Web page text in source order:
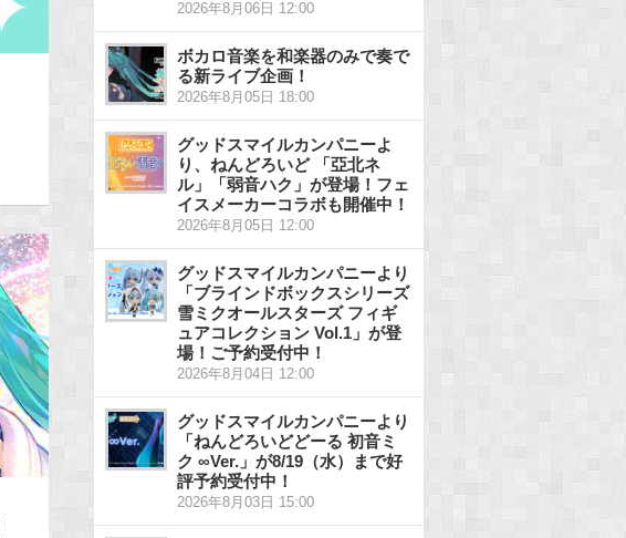
2026年8月06日 12:00
ボカロ音楽を和楽器のみで奏で
る新ライブ企画！
2026年8月05日 18:00
グッドスマイルカンパニーよ
り、ねんどろいど 「亞北ネ
ル」「弱音ハク」が登場！フェ
イスメーカーコラボも開催中！
2026年8月05日 12:00
グッドスマイルカンパニーより
「ブラインドボックスシリーズ
雪ミクオールスターズ フィギ
ュアコレクション Vol.1」が登
場！ご予約受付中！
2026年8月04日 12:00
グッドスマイルカンパニーより
「ねんどろいどどーる 初音ミ
ク ∞Ver.」が8/19（水）まで好
評予約受付中！
2026年8月03日 15:00